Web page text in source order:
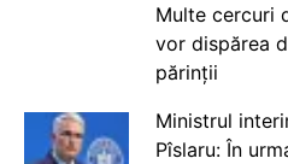
Multe cercuri
vor dispărea
părinții
Ministrul
Pîslaru: În